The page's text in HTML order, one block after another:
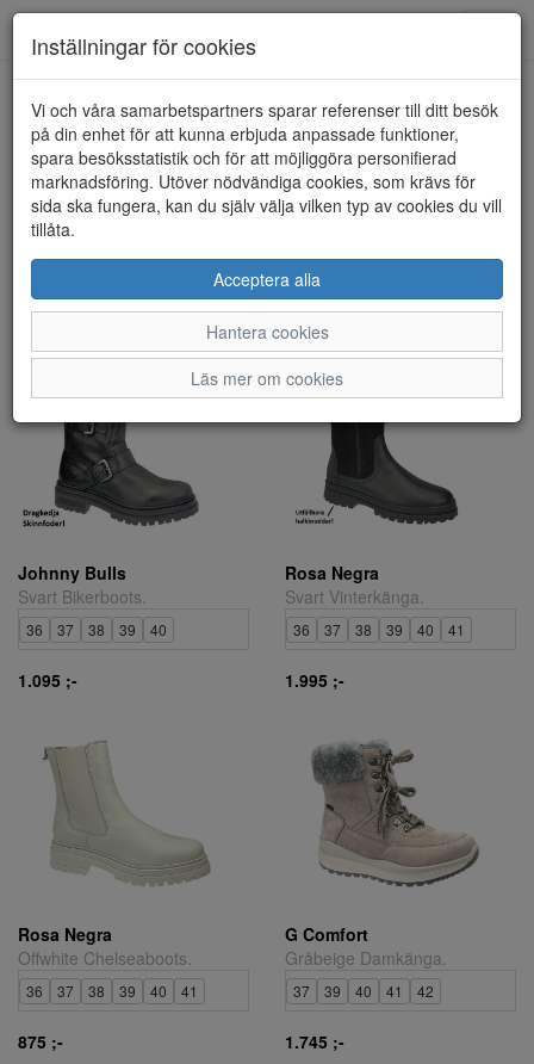
Dam - Boots/Kängor (197
artiklar)
Sortera efter:
Johnny Bulls
Svart Bikerboots.
36 37 38 39 40
1.095 ;-
Rosa Negra
Svart Vinterkänga.
36 37 38 39 40 41
1.995 ;-
Rosa Negra
Offwhite Chelseaboots.
36 37 38 39 40 41
875 ;-
G Comfort
Gråbeige Damkänga.
37 39 40 41 42
1.745 ;-
Inställningar för cookies
Vi och våra samarbetspartners sparar referenser till ditt besök
på din enhet för att kunna erbjuda anpassade funktioner,
spara besöksstatistik och för att möjliggöra personifierad
marknadsföring. Utöver nödvändiga cookies, som krävs för
sida ska fungera, kan du själv välja vilken typ av cookies du vill
tillåta.
Acceptera alla
Hantera cookies
Läs mer om cookies